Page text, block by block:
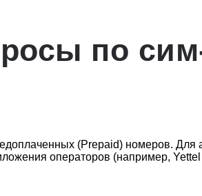
по
(Prepaid) номеров. Для
операторов (например,